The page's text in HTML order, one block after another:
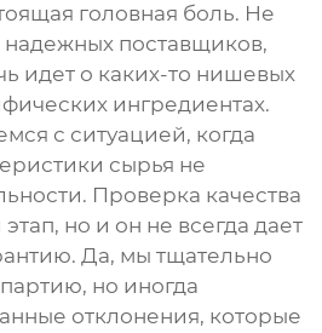
головная боль. Не
надежных поставщиков,
идет о каких-то нишевых
ингредиентах.
с ситуацией, когда
сырья не
Проверка качества
но и он не всегда дает
Да, мы тщательно
но иногда
отклонения, которые